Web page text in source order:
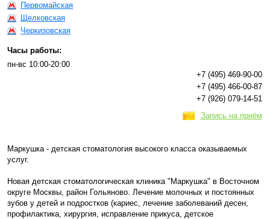
Первомайская
Щелковская
Черкизовская
Часы работы:
пн-вс 10:00-20:00
+7 (495) 469-90-00
+7 (495) 466-00-87
+7 (926) 079-14-51
Запись на приём
Маркушка - детская стоматология высокого класса оказываемых
услуг.
Новая детская стоматологическая клиника "Маркушка" в Восточном
округе Москвы, район Гольяново. Лечение молочных и постоянных
зубов у детей и подростков (кариес, лечение заболеваний десен,
профилактика, хирургия, исправление прикуса, детское